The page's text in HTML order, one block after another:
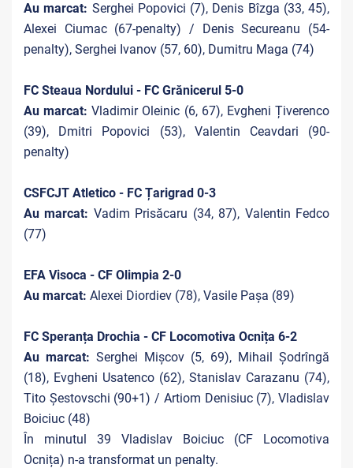
Au marcat: Serghei Popovici (7), Denis Bîzga (33, 45),
Alexei Ciumac (67-penalty) / Denis Secureanu (54-
penalty), Serghei Ivanov (57, 60), Dumitru Maga (74)
FC Steaua Nordului - FC Grănicerul 5-0
Au marcat:Vladimir Oleinic (6, 67), Evgheni Țiverenco
(39), Dmitri Popovici (53), Valentin Ceavdari (90-
penalty)
CSFCJT Atletico - FC Țarigrad 0-3
Au marcat: Vadim Prisăcaru (34, 87), Valentin Fedco
(77)
EFA Visoca - CF Olimpia 2-0
Au marcat: Alexei Diordiev (78), Vasile Pașa (89)
FC Speranța Drochia - CF Locomotiva Ocnița 6-2
Au marcat: Serghei Mișcov (5, 69), Mihail Șodrîngă
(18), Evgheni Usatenco (62), Stanislav Carazanu (74),
Tito Șestovschi (90+1) / Artiom Denisiuc (7), Vladislav
Boiciuc (48)
În minutul 39 Vladislav Boiciuc (CF Locomotiva
Ocnița) n-a transformat un penalty.